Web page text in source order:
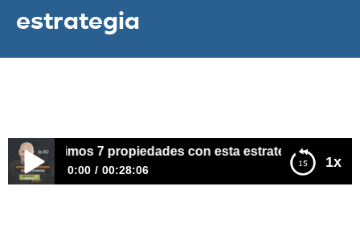
estrategia
1x
7 propiedades con esta estrategia
0:00 00:28:06